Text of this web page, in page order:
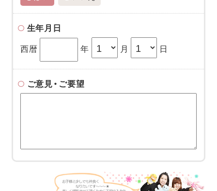
生年月日
西暦
年 月 日
ご意見・ご要望